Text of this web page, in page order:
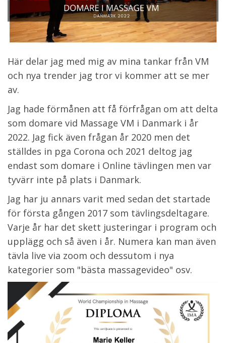
Här delar jag med mig av mina tankar från VM
och nya trender jag tror vi kommer att se mer
av.
Jag hade förmånen att få förfrågan om att delta
som domare vid Massage VM i Danmark i år
2022. Jag fick även frågan år 2020 men det
ställdes in pga Corona och 2021 deltog jag
endast som domare i Online tävlingen men var
tyvärr inte på plats i Danmark.
Jag har ju annars varit med sedan det startade
för första gången 2017 som tävlingsdeltagare.
Varje år har det skett justeringar i program och
upplägg och så även i år. Numera kan man även
tävla live via zoom och dessutom i nya
kategorier som "bästa massagevideo" osv.